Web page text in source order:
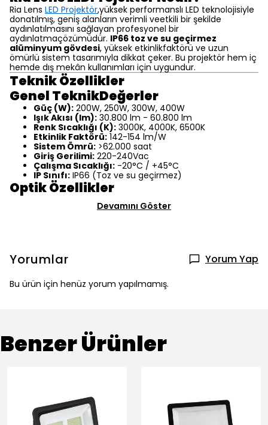
Ria Lens LED Projektör,yüksek performanslı LED teknolojisiyle
donatılmış, geniş alanların verimli veetkili bir şekilde
aydınlatılmasını sağlayan profesyonel bir
aydınlatmaçözümüdür. IP66 toz ve su geçirmez
alüminyum gövdesi, yüksek etkinlikfaktörü ve uzun
ömürlü sistem tasarımıyla dikkat çeker. Bu projektör hem iç
hemde dış mekân kullanımları için uygundur.
Teknik Özellikler
Genel TeknikDeğerler
Güç (W): 200W, 250W, 300W, 400W
Işık Akısı (lm): 30.800 lm - 60.800 lm
Renk Sıcaklığı (K): 3000K, 4000K, 6500K
Etkinlik Faktörü: 142-154 lm/W
Sistem Ömrü: >62.000 saat
Giriş Gerilimi: 220-240Vac
Çalışma Sıcaklığı: -20°C / +45°C
IP Sınıfı: IP66 (Toz ve su geçirmez)
Optik Özellikler
Devamını Göster
Yorumlar Yorum Yap
Bu ürün için henüz yorum yapılmamış.
Benzer Ürünler